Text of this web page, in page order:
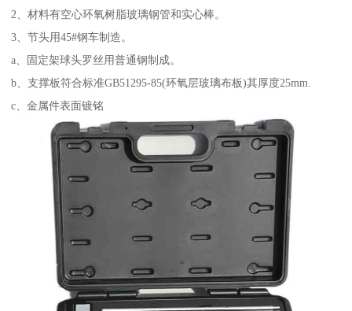
2、材料有空心环氧树脂玻璃钢管和实心棒。
3、节头用45#钢车制造。
a、固定架球头罗丝用普通钢制成。
b、支撑板符合标准GB51295-85(环氧层玻璃布板)其厚度25mm.
c、金属件表面镀铭